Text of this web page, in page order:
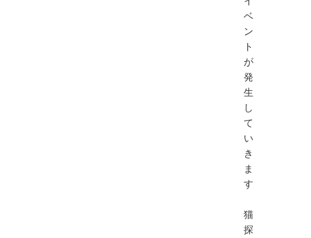
ベ
ン
ト
が
発
生
し
て
い
き
ま
す
猫
探